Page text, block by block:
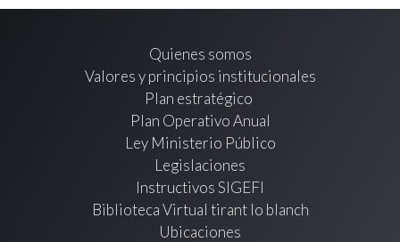
Quienes somos
Valores y principios institucionales
Plan estratégico
Plan Operativo Anual
Ley Ministerio Público
Legislaciones
Instructivos SIGEFI
Biblioteca Virtual tirant lo blanch
Ubicaciones